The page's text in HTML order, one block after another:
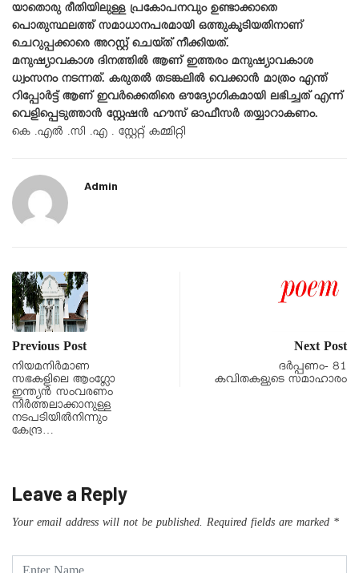
യാതൊരു രീതിയിലുള്ള പ്രകോപനവും ഉണ്ടാക്കാതെ
പൊതുസ്ഥലത്ത് സമാധാനപരമായി ഒത്തുകൂടിയതിനാണ്
ചെറുപ്പക്കാരെ അറസ്റ്റ് ചെയ്ത് നീക്കിയത്.
മനുഷ്യാവകാശ ദിനത്തിൽ ആണ് ഇത്തരം മനുഷ്യാവകാശ
ധ്വംസനം നടന്നത്. കരുതൽ തടങ്കലിൽ വെക്കാൻ മാത്രം എന്ത്
റിപ്പോർട്ട് ആണ് ഇവർക്കെതിരെ ഔദ്യോഗികമായി ലഭിച്ചത് എന്ന്
വെളിപ്പെടുത്താൻ സ്റ്റേഷൻ ഹൗസ് ഓഫീസർ തയ്യാറാകണം.
കെ .എൽ .സി .എ . സ്റ്റേറ്റ് കമ്മിറ്റി
Admin
Previous Post
നിയമനിർമാണ
സഭകളിലെ ആംഗ്ലോ
ഇന്ത്യൻ സംവരണം
നിർത്തലാക്കാനുള്ള
നടപടിയിൽനിന്നും
കേന്ദ്ര…
Next Post
ദർപ്പണം- 81
കവിതകളുടെ സമാഹാരം
Leave a Reply
Your email address will not be published. Required fields are marked *